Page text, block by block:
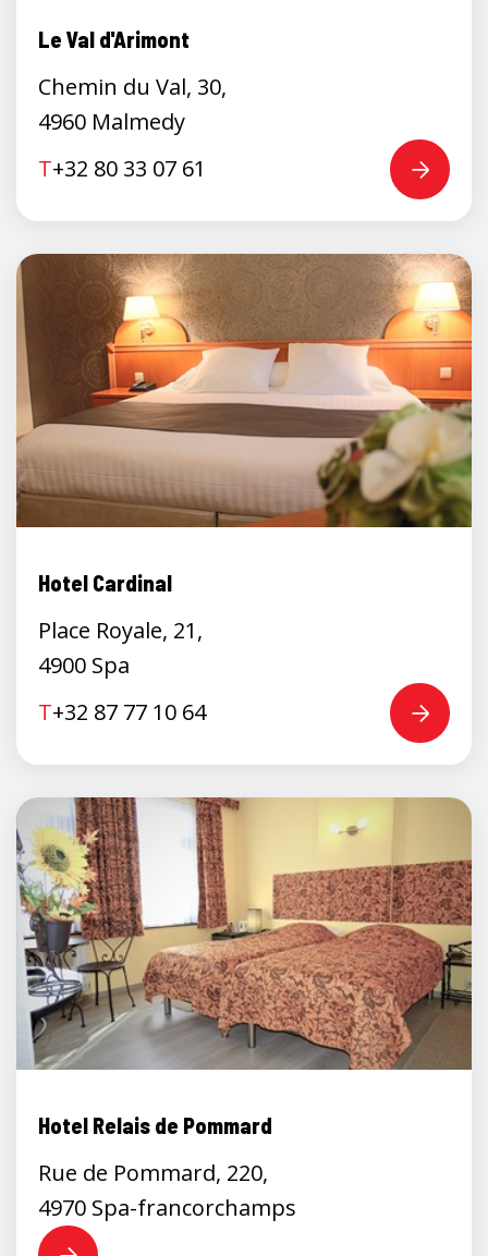
Le Val d'Arimont
Chemin du Val, 30,
4960 Malmedy
T+32 80 33 07 61
Hotel Cardinal
Place Royale, 21,
4900 Spa
T+32 87 77 10 64
Hotel Relais de Pommard
Rue de Pommard, 220,
4970 Spa-francorchamps